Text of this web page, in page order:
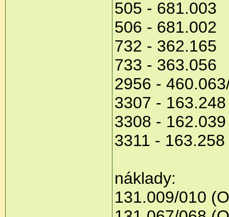
505 - 681.003
506 - 681.002
732 - 362.165
733 - 363.056
2956 -
3307 - 163.248
3308 - 162.039
3311 - 163.258
náklady:
131.009/010